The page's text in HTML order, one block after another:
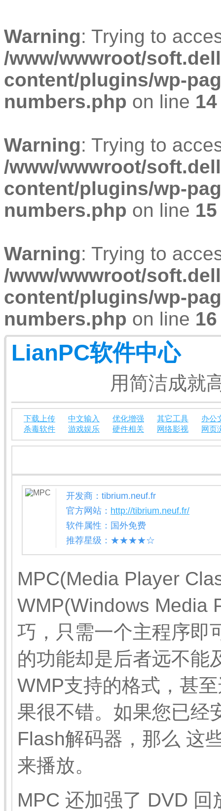
Warning: Trying to
/www/wwwroot/
content/plugins/wp-
numbers.php on line 14
Warning: Trying to
/www/wwwroot/
content/plugins/wp-
numbers.php on line 15
Warning: Trying to
/www/wwwroot/
content/plugins/wp-
numbers.php on line 16
LianPC软件中心
用简洁成就
下载上传 中文输入 优化增强 其它工具
办公
杀毒软件
游戏娱乐 硬件相关 网络影视 网页
开发商：tibrium.neuf.fr
官方网站： http://tibrium.neuf.fr/
软件属性：国外免费
推荐星级：★★★★☆
MPC(Media Player
WMP(Windows Media
巧，只需一个主程序即
的功能却是后者远不能
WMP支持的格式，甚
果很不错。如果您已经
Flash解码器，那么 这
来播放。
MPC 还加强了 DVD